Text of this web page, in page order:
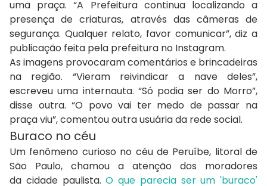
uma praça. “A Prefeitura continua localizando a
presença de criaturas, através das câmeras de
segurança. Qualquer relato, favor comunicar”, diz a
publicação feita pela prefeitura no Instagram.
As imagens provocaram comentários e brincadeiras
na região. “Vieram reivindicar a nave deles”,
escreveu uma internauta. “Só podia ser do Morro”,
disse outra. “O povo vai ter medo de passar na
praça viu”, comentou outra usuária da rede social.
Buraco no céu
Um fenômeno curioso no céu de Peruíbe, litoral de
São Paulo, chamou a atenção dos moradores
da cidade paulista.O que parecia ser um 'buraco'